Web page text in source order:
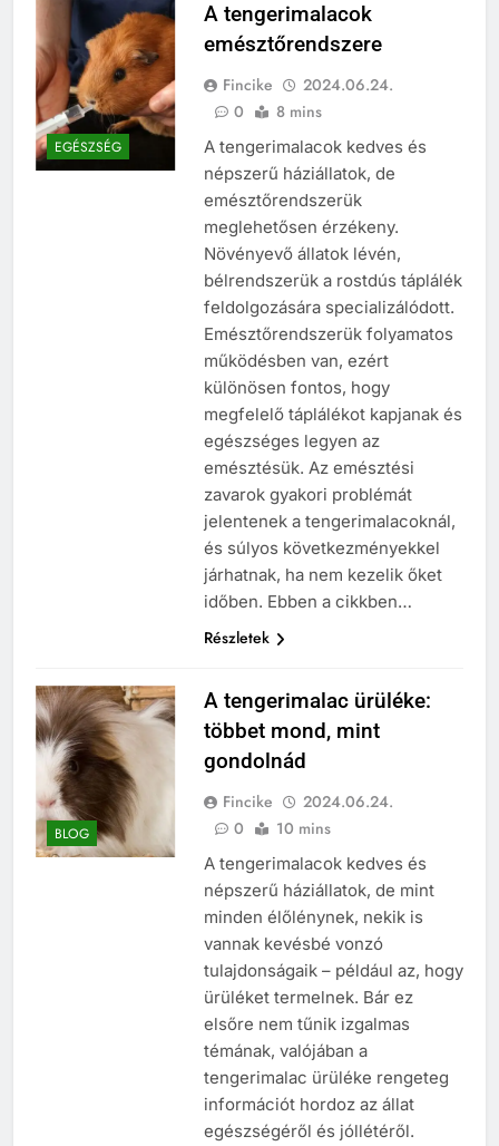
EGÉSZSÉG
A tengerimalacok
emésztőrendszere
Fincike
2024.06.24.
0
8 mins
A tengerimalacok kedves és
népszerű háziállatok, de
emésztőrendszerük
meglehetősen érzékeny.
Növényevő állatok lévén,
bélrendszerük a rostdús táplálék
feldolgozására specializálódott.
Emésztőrendszerük folyamatos
működésben van, ezért
különösen fontos, hogy
megfelelő táplálékot kapjanak és
egészséges legyen az
emésztésük. Az emésztési
zavarok gyakori problémát
jelentenek a tengerimalacoknál,
és súlyos következményekkel
járhatnak, ha nem kezelik őket
időben. Ebben a cikkben…
Részletek
BLOG
A tengerimalac ürüléke:
többet mond, mint
gondolnád
Fincike
2024.06.24.
0
10 mins
A tengerimalacok kedves és
népszerű háziállatok, de mint
minden élőlénynek, nekik is
vannak kevésbé vonzó
tulajdonságaik – például az, hogy
ürüléket termelnek. Bár ez
elsőre nem tűnik izgalmas
témának, valójában a
tengerimalac ürüléke rengeteg
információt hordoz az állat
egészségéről és jóllétéről.